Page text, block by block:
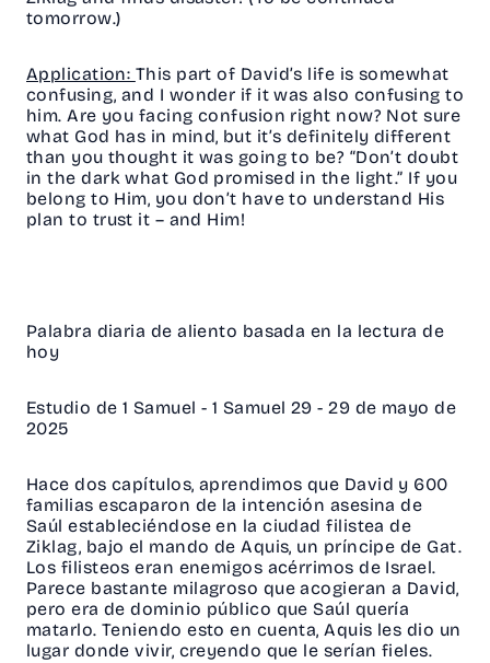
tomorrow.)
Application: This part of David’s life is somewhat
confusing, and I wonder if it was also confusing to
him. Are you facing confusion right now? Not sure
what God has in mind, but it’s definitely different
than you thought it was going to be? “Don’t doubt
in the dark what God promised in the light.” If you
belong to Him, you don’t have to understand His
plan to trust it – and Him!
Palabra diaria de aliento basada en la lectura de
hoy
Estudio de 1 Samuel - 1 Samuel 29 - 29 de mayo de
2025
Hace dos capítulos, aprendimos que David y 600
familias escaparon de la intención asesina de
Saúl estableciéndose en la ciudad filistea de
Ziklag, bajo el mando de Aquis, un príncipe de Gat.
Los filisteos eran enemigos acérrimos de Israel.
Parece bastante milagroso que acogieran a David,
pero era de dominio público que Saúl quería
matarlo. Teniendo esto en cuenta, Aquis les dio un
lugar donde vivir, creyendo que le serían fieles.